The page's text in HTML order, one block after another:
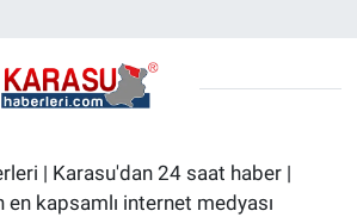
| Karasu'dan 24 saat haber |
en kapsamlı internet medyası